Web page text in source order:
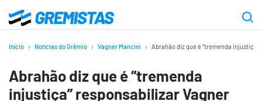
para
principal
Gremistas
Início Notícias do Grêmio Vagner Mancini Abrahão diz que é “tremenda
Abrahão diz que é “tremenda
injustiça” responsabilizar Vagner